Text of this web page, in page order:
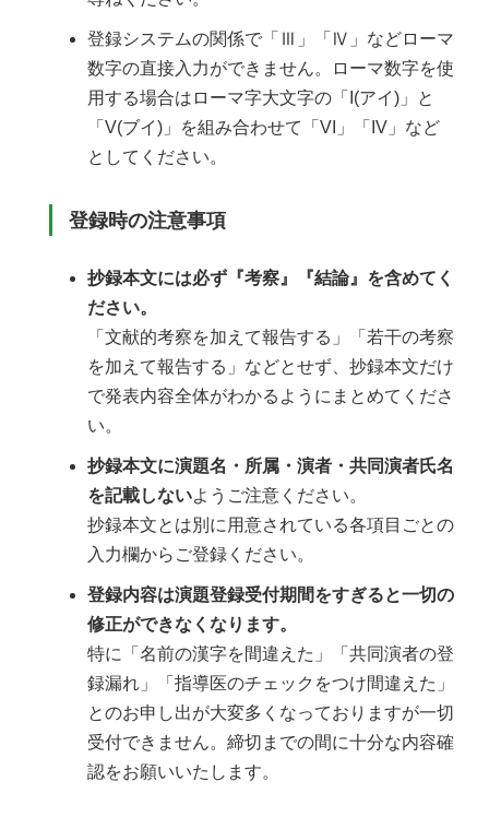
登録システムの関係で「Ⅲ」「Ⅳ」などローマ
数字の直接入力ができません。ローマ数字を使
用する場合はローマ字大文字の「I(アイ)」と
「V(ブイ)」を組み合わせて「VI」「IV」など
としてください。
登録時の注意事項
抄録本文には必ず『考察』『結論』を含めてく
ださい。
「文献的考察を加えて報告する」「若干の考察
を加えて報告する」などとせず、抄録本文だけ
で発表内容全体がわかるようにまとめてくださ
い。
抄録本文に演題名・所属・演者・共同演者氏名
を記載しないようご注意ください。
抄録本文とは別に用意されている各項目ごとの
入力欄からご登録ください。
登録内容は演題登録受付期間をすぎると一切の
修正ができなくなります。
特に「名前の漢字を間違えた」「共同演者の登
録漏れ」「指導医のチェックをつけ間違えた」
とのお申し出が大変多くなっておりますが一切
受付できません。締切までの間に十分な内容確
認をお願いいたします。